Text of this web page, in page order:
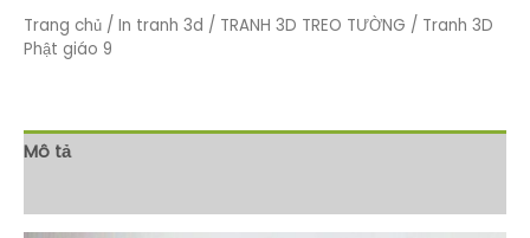
Trang chủ / In tranh 3d / TRANH 3D TREO TƯỜNG / Tranh 3D
Phật giáo 9
Mô tả